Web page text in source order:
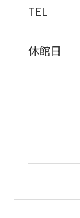
TEL
休館日